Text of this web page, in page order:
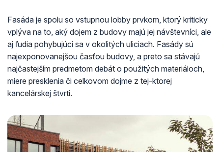
Fasáda je spolu so vstupnou lobby prvkom, ktorý kriticky
vplýva na to, aký dojem z budovy majú jej návštevníci, ale
aj ľudia pohybujúci sa v okolitých uliciach. Fasády sú
najexponovanejšou časťou budovy, a preto sa stávajú
najčastejším predmetom debát o použitých materiáloch,
miere presklenia či celkovom dojme z tej-ktorej
kancelárskej štvrti.